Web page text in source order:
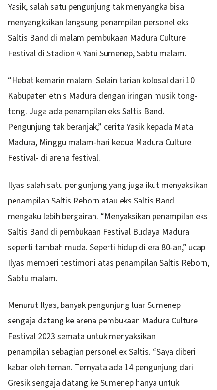
Yasik, salah satu pengunjung tak menyangka bisa
menyangksikan langsung penampilan personel eks
Saltis Band di malam pembukaan Madura Culture
Festival di Stadion A Yani Sumenep, Sabtu malam.
“Hebat kemarin malam. Selain tarian kolosal dari 10
Kabupaten etnis Madura dengan iringan musik tong-
tong. Juga ada penampilan eks Saltis Band.
Pengunjung tak beranjak,” cerita Yasik kepada Mata
Madura, Minggu malam-hari kedua Madura Culture
Festival- di arena festival.
Ilyas salah satu pengunjung yang juga ikut menyaksikan
penampilan Saltis Reborn atau eks Saltis Band
mengaku lebih bergairah. “Menyaksikan penampilan eks
Saltis Band di pembukaan Festival Budaya Madura
seperti tambah muda. Seperti hidup di era 80-an,” ucap
Ilyas memberi testimoni atas penampilan Saltis Reborn,
Sabtu malam.
Menurut Ilyas, banyak pengunjung luar Sumenep
sengaja datang ke arena pembukaan Madura Culture
Festival 2023 semata untuk menyaksikan
penampilan sebagian personel ex Saltis. “Saya diberi
kabar oleh teman. Ternyata ada 14 pengunjung dari
Gresik sengaja datang ke Sumenep hanya untuk